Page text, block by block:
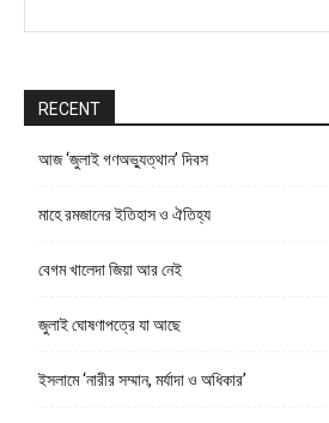
RECENT
আজ ‘জুলাই গণঅভ্যুত্থান’ দিবস
মাহে রমজানের ইতিহাস ও ঐতিহ্য
বেগম খালেদা জিয়া আর নেই
জুলাই ঘোষণাপত্রে যা আছে
ইসলামে ‘নারীর সম্মান, মর্যাদা ও অধিকার’